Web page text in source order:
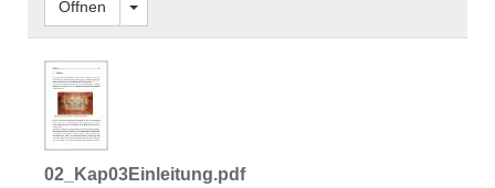
Öffnen Dropdown öffnen
02_Kap03Einleitung.pdf